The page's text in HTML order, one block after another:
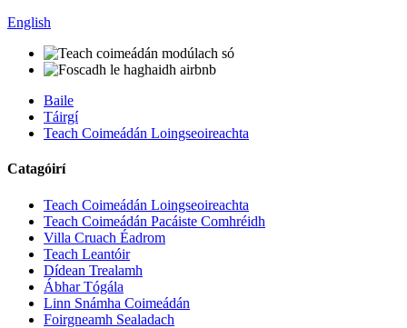
English
Baile
Táirgí
Teach Coimeádán Loingseoireachta
Catagóirí
Teach Coimeádán Loingseoireachta
Teach Coimeádán Pacáiste Comhréidh
Villa Cruach Éadrom
Teach Leantóir
Dídean Trealamh
Ábhar Tógála
Linn Snámha Coimeádán
Foirgneamh Sealadach